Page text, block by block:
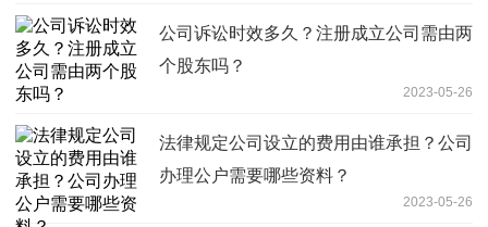
公司诉讼时效多久？注册成立公司需由两
个股东吗？
2023-05-26
法律规定公司设立的费用由谁承担？公司
办理公户需要哪些资料？
2023-05-26